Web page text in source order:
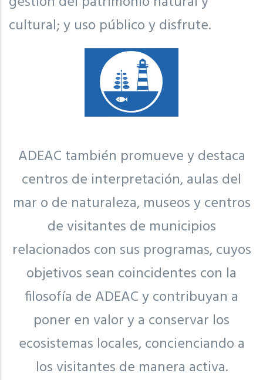
cultural; y uso público y disfrute.
ADEAC también promueve y destaca
centros de interpretación, aulas del
mar o de naturaleza, museos y centros
de visitantes de municipios
relacionados con sus programas, cuyos
objetivos sean coincidentes con la
filosofía de ADEAC y contribuyan a
poner en valor y a conservar los
ecosistemas locales, concienciando a
los visitantes de manera activa.